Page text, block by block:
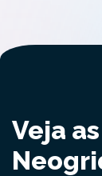
Veja